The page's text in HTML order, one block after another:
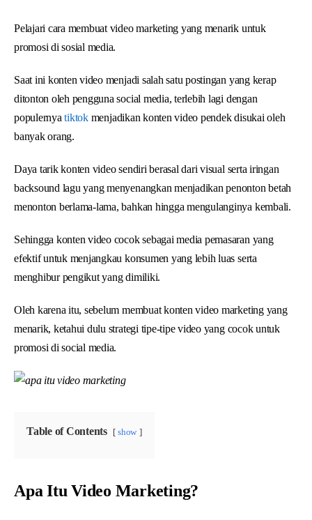
Pelajari cara membuat video marketing yang menarik untuk
promosi di sosial media.
Saat ini konten video menjadi salah satu postingan yang kerap
ditonton oleh pengguna social media, terlebih lagi dengan
populernyatiktok menjadikan konten video pendek disukai oleh
banyak orang.
Daya tarik konten video sendiri berasal dari visual serta iringan
backsound lagu yang menyenangkan menjadikan penonton betah
menonton berlama-lama, bahkan hingga mengulanginya kembali.
Sehingga konten video cocok sebagai media pemasaran yang
efektif untuk menjangkau konsumen yang lebih luas serta
menghibur pengikut yang dimiliki.
Oleh karena itu, sebelum membuat konten video marketing yang
menarik, ketahui dulu strategi tipe-tipe video yang cocok untuk
promosi di social media.
Table of Contents show
Apa Itu Video Marketing?